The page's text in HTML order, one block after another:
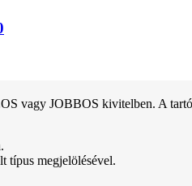
vagy JOBBOS kivitelben. A
típus megjelölésével.